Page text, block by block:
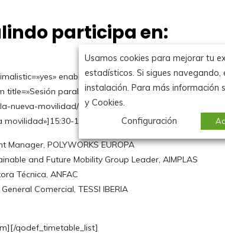
participa en:
enable_border=»yes» skin=»»]
title=»Sesión paralela 4″ link=»/actividades/reaccion-
movilidad/» link_text=»Reacción de las
17:45
Manager, POLYWORKS EUROPA
and Future Mobility Group Leader, AIMPLAS
Técnica, ANFAC
Comercial, TESSI IBERIA
qodef_timetable_list]
Usamos cookies para mejorar tu
estadísticos. Si sigues
instalación. Para más información
y Cookies.
Configuración